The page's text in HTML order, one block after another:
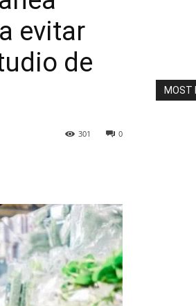
evitar
de
0
301
MOST